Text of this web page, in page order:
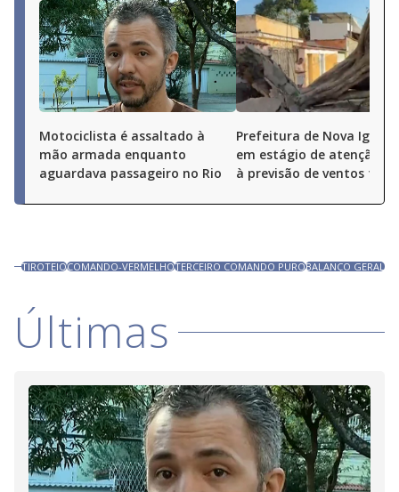
Motociclista é assaltado à
mão armada enquanto
aguardava passageiro no Rio
Prefeitura de Nova
em estágio de atenção
à previsão de ventos
TIROTEIOCOMANDO-VERMELHOTERCEIRO COMANDO PUROBALANÇO GERAL
Últimas